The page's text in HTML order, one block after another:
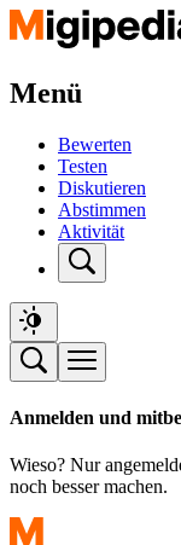
Menü
Bewerten
Testen
Diskutieren
Abstimmen
Aktivität
Anmelden und
Wieso? Nur
noch besser machen.